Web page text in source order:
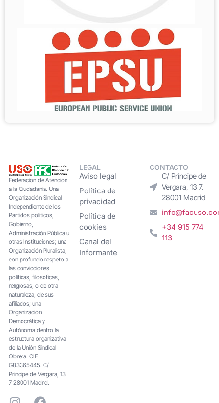
Federacion de Atención
a la Ciudadanía. Una
Organización Sindical
Independiente de los
Partidos políticos,
Gobierno,
Administración Pública u
otras Instituciones; una
Organización Pluralista,
con profundo respeto a
las convicciones
políticas, filosóficas,
religiosas, o de otra
naturaleza, de sus
afiliados; una
Organización
Democrática y
Autónoma dentro la
estructura organizativa
de la Unión Sindical
Obrera. CIF
G83365445. C/
Principe de Vergara, 13
7 28001 Madrid.
LEGAL
Aviso legal
Política de
privacidad
Política de
cookies
Canal del
Informante
CONTACTO
C/ Príncipe de
Vergara, 13 7.
28001 Madrid
+34 915 774
113